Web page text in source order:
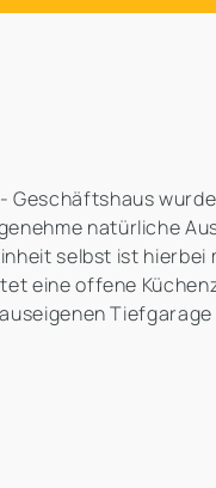
Geschäftshaus
natürliche
selbst ist
eine offene